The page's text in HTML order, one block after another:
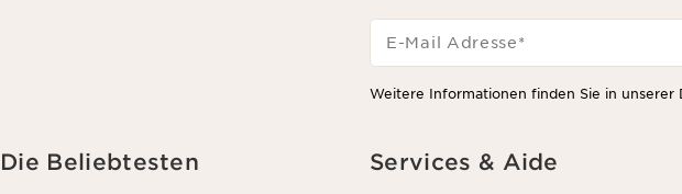
E-Mail Adresse*
Weitere Informationen finden Sie in unserer
Die Beliebtesten Services & Aide